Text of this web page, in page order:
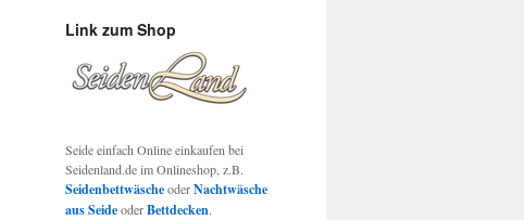
Link zum Shop
Seide einfach Online einkaufen bei
Seidenland.de im Onlineshop, z.B.
SeidenbettwäscheoderNachtwäsche
aus SeideoderBettdecken.